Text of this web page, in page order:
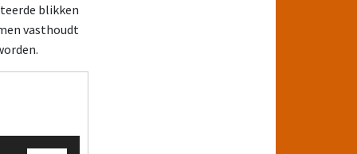
blikken
vasthoudt